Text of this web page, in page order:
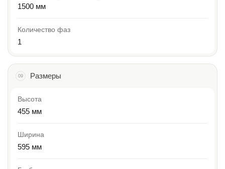
1500 мм
Количество фаз
1
09 Размеры
Высота
455 мм
Ширина
595 мм